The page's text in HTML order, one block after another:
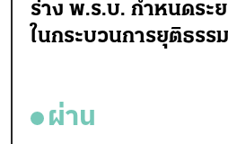
ร่าง พ.ร.บ. กำหนดระย
ในกระบวนการยุติธรร
ผ่าน